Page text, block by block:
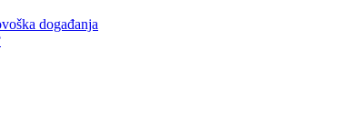
događanja